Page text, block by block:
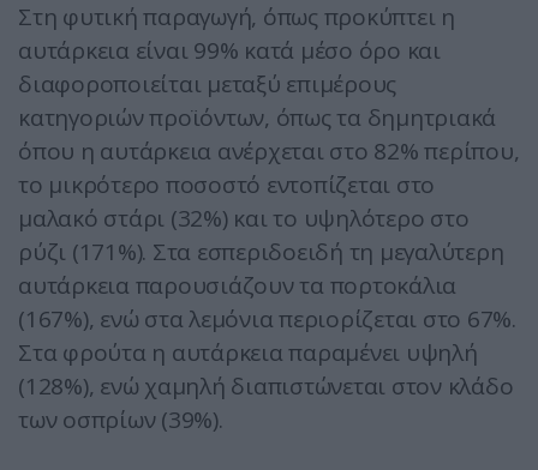
Στη φυτική παραγωγή, όπως προκύπτει η
αυτάρκεια είναι 99% κατά μέσο όρο και
διαφοροποιείται μεταξύ επιμέρους
κατηγοριών προϊόντων, όπως τα δημητριακά
όπου η αυτάρκεια ανέρχεται στο 82% περίπου,
το μικρότερο ποσοστό εντοπίζεται στο
μαλακό στάρι (32%) και το υψηλότερο στο
ρύζι (171%). Στα εσπεριδοειδή τη μεγαλύτερη
αυτάρκεια παρουσιάζουν τα πορτοκάλια
(167%), ενώ στα λεμόνια περιορίζεται στο 67%.
Στα φρούτα η αυτάρκεια παραμένει υψηλή
(128%), ενώ χαμηλή διαπιστώνεται στον κλάδο
των οσπρίων (39%).